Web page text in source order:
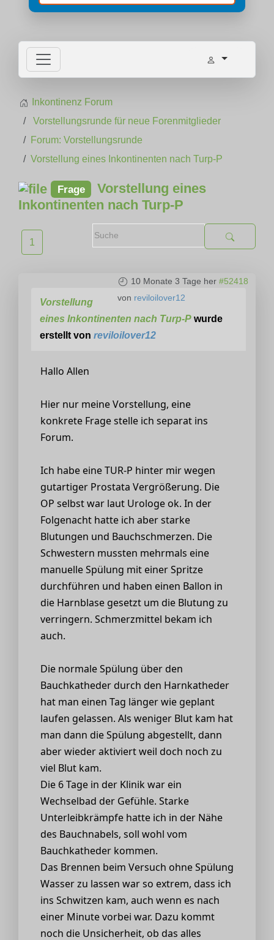
Inkontinenz Forum
Vorstellungsrunde für neue Forenmitglieder
Forum: Vorstellungsrunde
Vorstellung eines Inkontinenten nach Turp-P
Frage
Vorstellung eines
Inkontinenten nach Turp-P
1
10 Monate 3 Tage her #52418
von reviloilover12
Vorstellung
eines Inkontinenten nach Turp-P wurde
erstellt von reviloilover12
Hallo Allen
Hier nur meine Vorstellung, eine
konkrete Frage stelle ich separat ins
Forum.
Ich habe eine TUR-P hinter mir wegen
gutartiger Prostata Vergrößerung. Die
OP selbst war laut Urologe ok. In der
Folgenacht hatte ich aber starke
Blutungen und Bauchschmerzen. Die
Schwestern mussten mehrmals eine
manuelle Spülung mit einer Spritze
durchführen und haben einen Ballon in
die Harnblase gesetzt um die Blutung zu
verringern. Schmerzmittel bekam ich
auch.
Die normale Spülung über den
Bauchkatheder durch den Harnkatheder
hat man einen Tag länger wie geplant
laufen gelassen. Als weniger Blut kam hat
man dann die Spülung abgestellt, dann
aber wieder aktiviert weil doch noch zu
viel Blut kam.
Die 6 Tage in der Klinik war ein
Wechselbad der Gefühle. Starke
Unterleibkrämpfe hatte ich in der Nähe
des Bauchnabels, soll wohl vom
Bauchkatheder kommen.
Das Brennen beim Versuch ohne Spülung
Wasser zu lassen war so extrem, dass ich
ins Schwitzen kam, auch wenn es nach
einer Minute vorbei war. Dazu kommt
noch die Unsicherheit, ob das alles